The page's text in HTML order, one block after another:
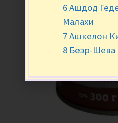
6 Ашдод
Малахи
7 Ашкелон
8 Беэр-Шева